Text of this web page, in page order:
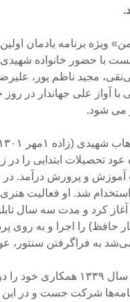
ویژه برنامه یادمان
با حضور خانواده
مجید ناظم پور،
می شود.
کرد و مدت سه سال
حافظ) را اجرا و به روی
می‌شد به فراگرفتن سنتور،